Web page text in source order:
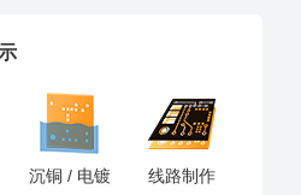
沉铜 / 电镀 线路制作